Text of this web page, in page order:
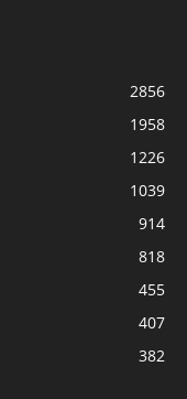
2856
1958
1226
1039
914
818
455
407
382